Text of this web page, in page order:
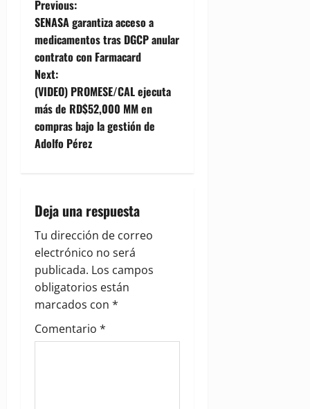
P
o
s
t
n
a
i
g
a
t
i
Previous:
SENASA garantiza acceso a
medicamentos tras DGCP anular
contrato con Farmacard
Next:
(VIDEO) PROMESE/CAL ejecuta
más de RD$52,000 MM en
compras bajo la gestión de
Adolfo Pérez
Deja una respuesta
Tu dirección de correo
electrónico no será
publicada. Los campos
obligatorios están
marcados con *
Comentario *